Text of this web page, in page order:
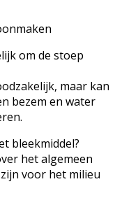
om de stoep
maar kan
bezem en water
bleekmiddel?
het algemeen
voor het milieu